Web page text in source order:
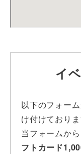
イ
以下のフォー
け付けており
当フォームか
フトカード